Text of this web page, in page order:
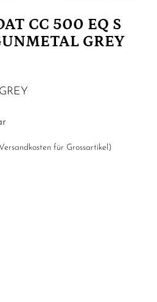
CC 500 EQ S
GREY
Versandkosten für Grossartikel )